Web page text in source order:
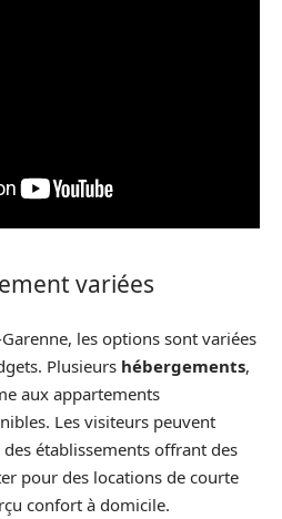
variées
les options sont variées
Plusieurs hébergements,
aux appartements
Les visiteurs peuvent
établissements offrant des
pour des locations de courte
confort à domicile.